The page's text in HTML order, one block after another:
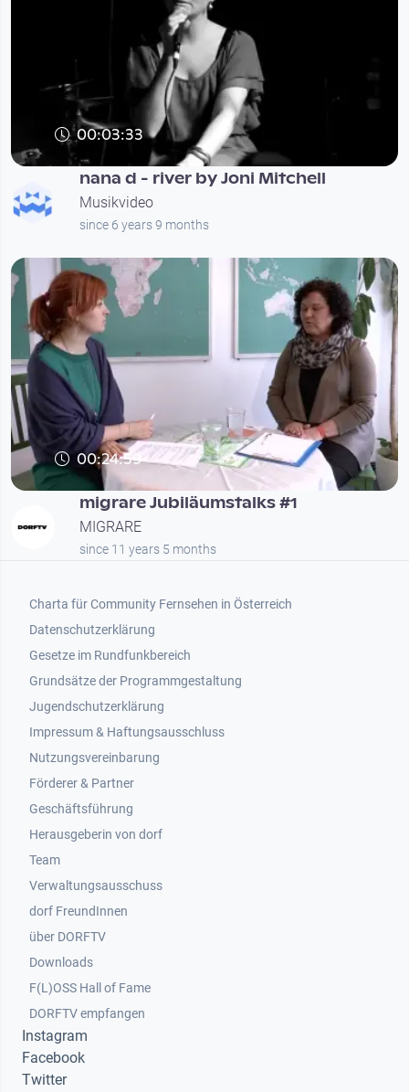
00:03:33
nana d - river by Joni Mitchell
Musikvideo
since 6 years 9 months
00:24:59
migrare Jubiläumstalks #1
MIGRARE
since 11 years 5 months
Footer 1
Charta für Community Fernsehen in Österreich
Datenschutzerklärung
Gesetze im Rundfunkbereich
Grundsätze der Programmgestaltung
Jugendschutzerklärung
Impressum & Haftungsausschluss
Nutzungsvereinbarung
Footer 2
Förderer & Partner
Geschäftsführung
Herausgeberin von dorf
Team
Verwaltungsausschuss
dorf FreundInnen
Footer 3
über DORFTV
Downloads
F(L)OSS Hall of Fame
Footer 4
DORFTV empfangen
Instagram
Facebook
Twitter